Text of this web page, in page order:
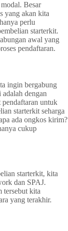
Besar
yang akan kita
perlu
starterkit.
awal yang
pendaftaran.
ingin bergabung
dengan
untuk
starterkit seharga
ada ongkos kirim?
cukup
starterkit, kita
dan SPAJ.
tersebut kita
yang terakhir.